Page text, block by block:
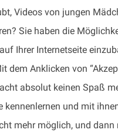
Videos von jungen
Sie haben die
Ihrer Internetseite
dem Anklicken von
absolut keinen Spaß
kennenlernen und mit
mehr möglich, und